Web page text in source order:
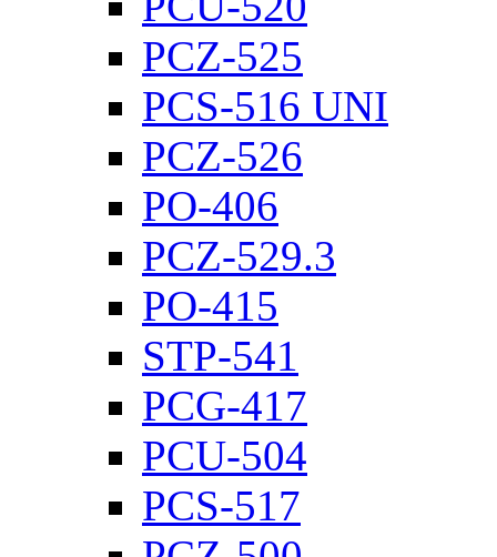
PCZ-525
PCS-516 UNI
PCZ-526
PO-406
PCZ-529.3
PO-415
STP-541
PCG-417
PCU-504
PCS-517